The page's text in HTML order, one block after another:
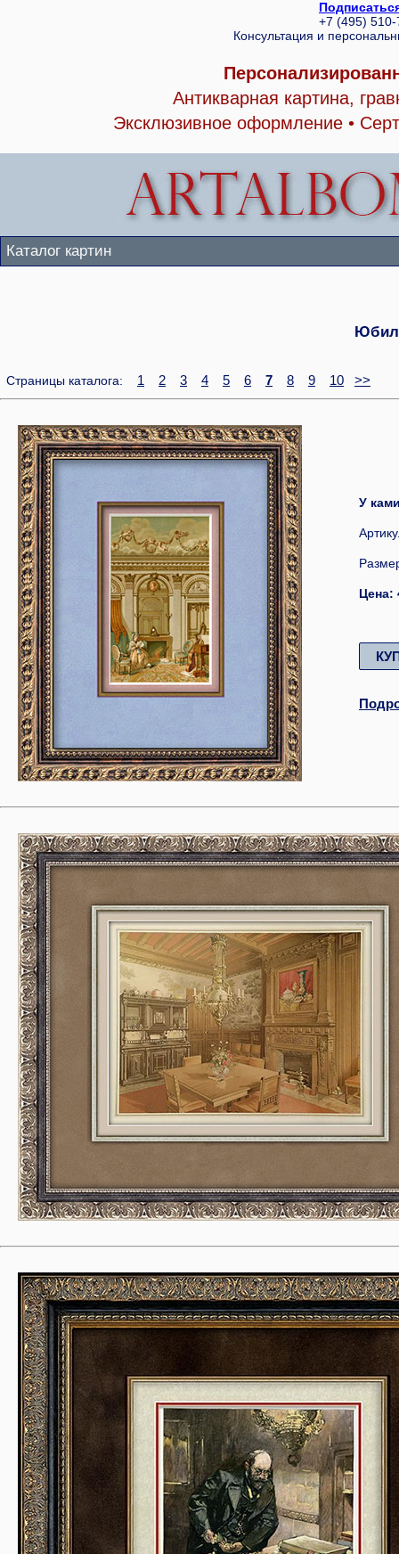
+7 (495)
Консультация и
Антикварная картина,
Эксклюзивное оформление •
Каталог картин
Страницы каталога: 1 2 3 4 5 6 7 8 9 10 >>
У
Цена: